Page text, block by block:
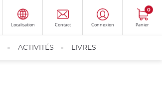
Localisation Contact Connexion Panier
0
ACTIVITÉS LIVRES